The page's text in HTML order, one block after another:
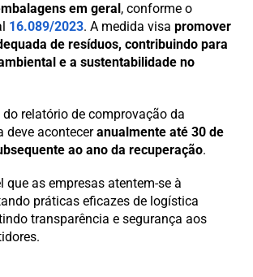
em geral , conforme o
16.089/2023. A medida visa promover
de resíduos, contribuindo para
e a sustentabilidade no
relatório de comprovação da
deve aconteceranualmente até 30 de
ao ano da recuperação.
que as empresas atentem-se à
práticas eficazes de logística
transparência e segurança aos